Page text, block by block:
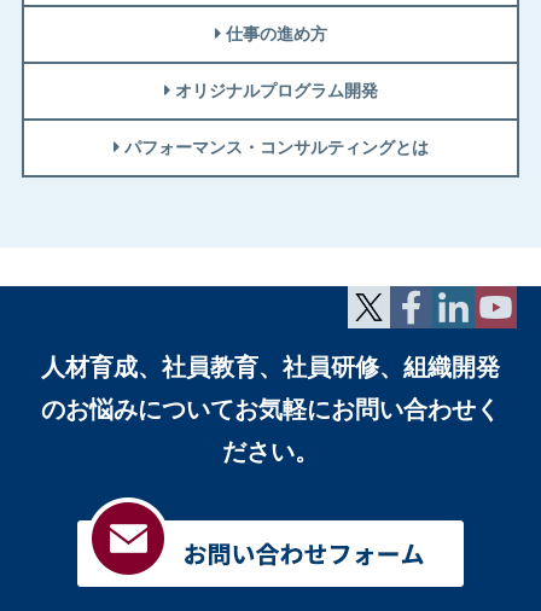
仕事の進め方
オリジナルプログラム開発
パフォーマンス・コンサルティングとは
人材育成、社員教育、社員研修、組織開発
のお悩みについてお気軽にお問い合わせく
ださい。